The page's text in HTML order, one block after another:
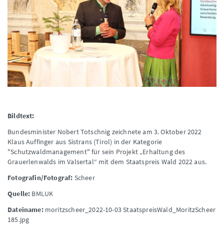
Bildtext:
Bundesminister Nobert Totschnig zeichnete am 3. Oktober 2022
Klaus Auffinger aus Sistrans (Tirol) in der Kategorie
"Schutzwaldmanagement" für sein Projekt „Erhaltung des
Grauerlenwalds im Valsertal“ mit dem Staatspreis Wald 2022 aus.
Fotografin/Fotograf: Scheer
Quelle: BMLUK
Dateiname:moritzscheer_2022-10-03 StaatspreisWald_MoritzScheer
185.jpg